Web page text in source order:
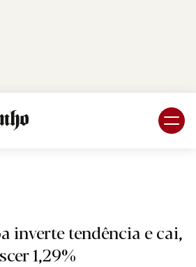
inverte tendência e cai,
1,29%